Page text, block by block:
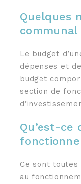
Quelques
communal
Le budget
dépenses et
budget
section de
Qu’est-ce
Ce sont toutes
au